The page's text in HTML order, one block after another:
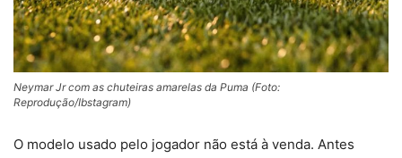
Neymar Jr com as chuteiras amarelas da Puma (Foto:
Reprodução/Ibstagram)
O modelo usado pelo jogador não está à venda. Antes